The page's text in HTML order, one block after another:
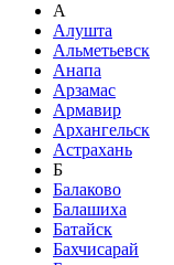
А
Алушта
Альметьевск
Анапа
Арзамас
Армавир
Архангельск
Астрахань
Б
Балаково
Балашиха
Батайск
Бахчисарай